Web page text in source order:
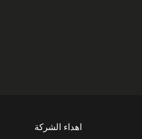
اهداء الشركة